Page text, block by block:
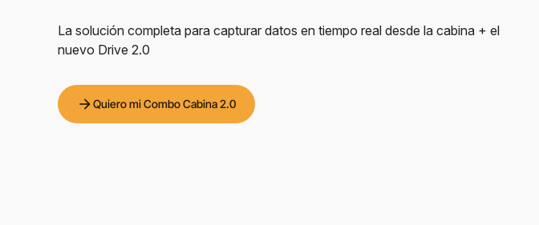
La solución completa para capturar datos en tiempo real desde la cabina + el
nuevo Drive 2.0
Quiero mi Combo Cabina 2.0
arrow_forward